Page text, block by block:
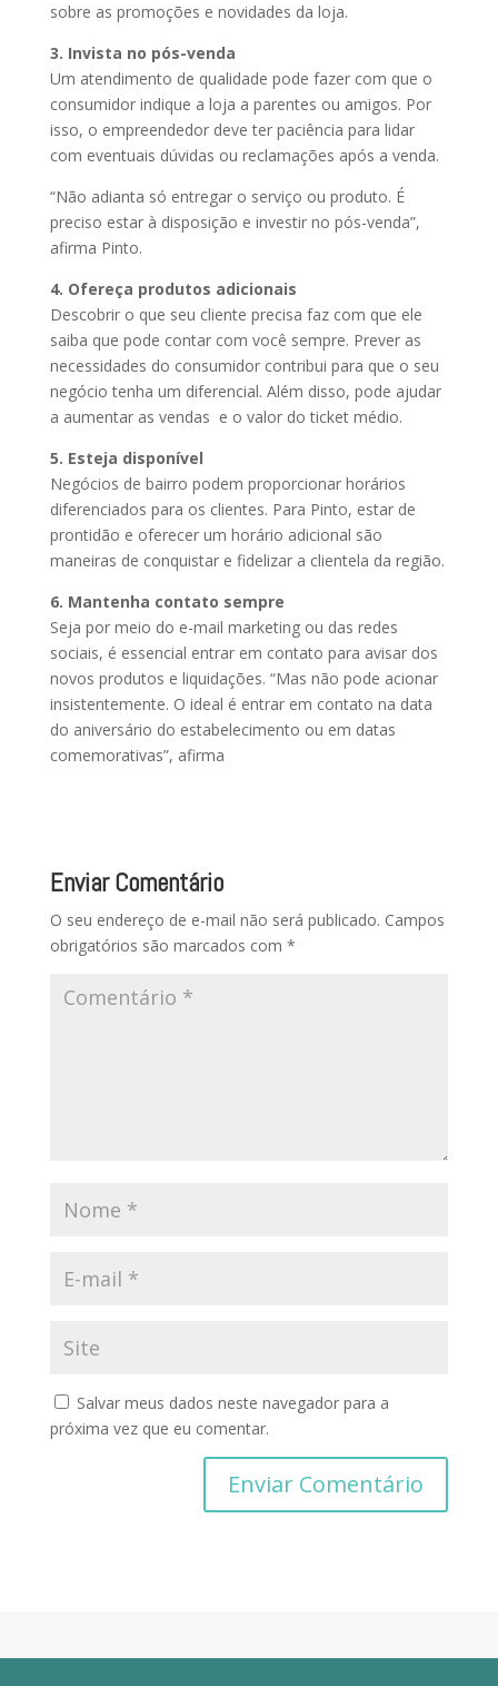
sobre as promoções e novidades da loja.
3. Invista no pós-venda
Um atendimento de qualidade pode fazer com que o
consumidor indique a loja a parentes ou amigos. Por
isso, o empreendedor deve ter paciência para lidar
com eventuais dúvidas ou reclamações após a venda.
“Não adianta só entregar o serviço ou produto. É
preciso estar à disposição e investir no pós-venda”,
afirma Pinto.
4. Ofereça produtos adicionais
Descobrir o que seu cliente precisa faz com que ele
saiba que pode contar com você sempre. Prever as
necessidades do consumidor contribui para que o seu
negócio tenha um diferencial. Além disso, pode ajudar
a aumentar as vendas e o valor do ticket médio.
5. Esteja disponível
Negócios de bairro podem proporcionar horários
diferenciados para os clientes. Para Pinto, estar de
prontidão e oferecer um horário adicional são
maneiras de conquistar e fidelizar a clientela da região.
6. Mantenha contato sempre
Seja por meio do e-mail marketing ou das redes
sociais, é essencial entrar em contato para avisar dos
novos produtos e liquidações. “Mas não pode acionar
insistentemente. O ideal é entrar em contato na data
do aniversário do estabelecimento ou em datas
comemorativas”, afirma
Enviar Comentário
O seu endereço de e-mail não será publicado. Campos
obrigatórios são marcados com *
Salvar meus dados neste navegador para a
próxima vez que eu comentar.